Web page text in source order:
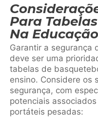
Para
Na Educação
Garantir a segurança
deve ser uma
tabelas de
ensino. Considere os
segurança, com
potenciais
portáteis pesadas: